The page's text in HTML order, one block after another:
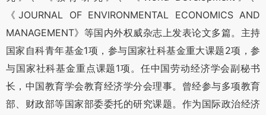
《JOURNAL OF ENVIRONMENTAL ECONOMICS AND
MANAGEMENT》等国内外权威杂志上发表论文多篇。主持
国家自科青年基金1项，参与国家社科基金重大课题2项，参
与国家社科基金重点课题1项。任中国劳动经济学会副秘书
长，中国教育学会教育经济学分会理事。曾经参与多项教育
部、财政部等国家部委委托的研究课题。作为国际政治经济